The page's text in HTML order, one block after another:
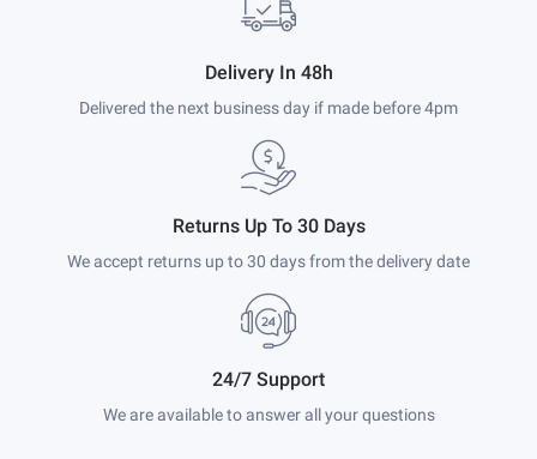
Delivery In 48h
Delivered the next business day if made before 4pm
Returns Up To 30 Days
We accept returns up to 30 days from the delivery date
24/7 Support
We are available to answer all your questions